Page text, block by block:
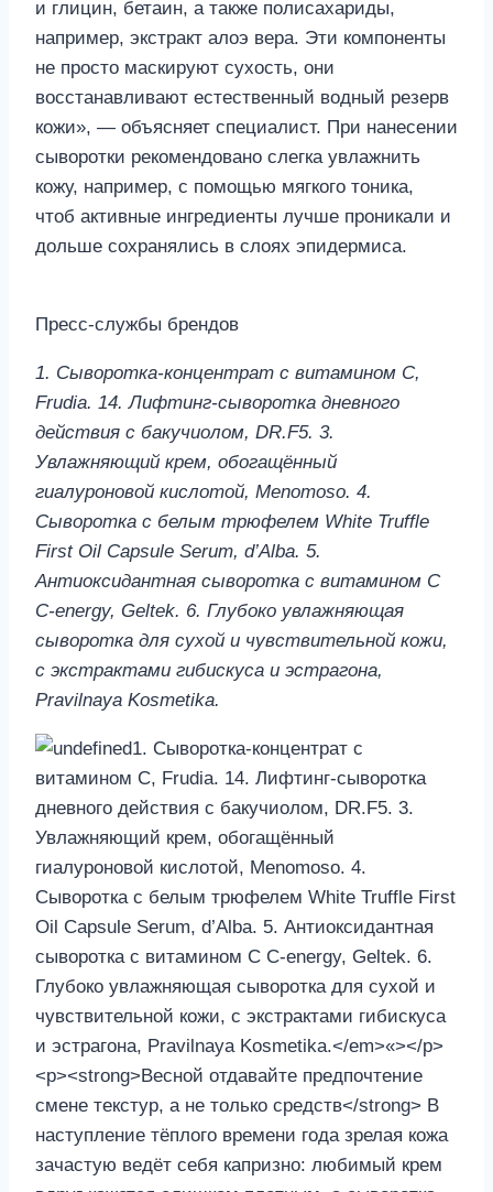
и глицин, бетаин, а также полисахариды,
например, экстракт алоэ вера. Эти компоненты
не просто маскируют сухость, они
восстанавливают естественный водный резерв
кожи», — объясняет специалист. При нанесении
сыворотки рекомендовано слегка увлажнить
кожу, например, с помощью мягкого тоника,
чтоб активные ингредиенты лучше проникали и
дольше сохранялись в слоях эпидермиса.
Пресс-службы брендов
1. Сыворотка-концентрат с витамином С,
Frudia. 14. Лифтинг-сыворотка дневного
действия с бакучиолом, DR.F5. 3.
Увлажняющий крем, обогащённый
гиалуроновой кислотой, Menomoso. 4.
Сыворотка с белым трюфелем White Truffle
First Oil Capsule Serum, d’Alba. 5.
Антиоксидантная сыворотка с витамином С
C-energy, Geltek. 6. Глубоко увлажняющая
сыворотка для сухой и чувствительной кожи,
с экстрактами гибискуса и эстрагона,
Pravilnaya Kosmetika.